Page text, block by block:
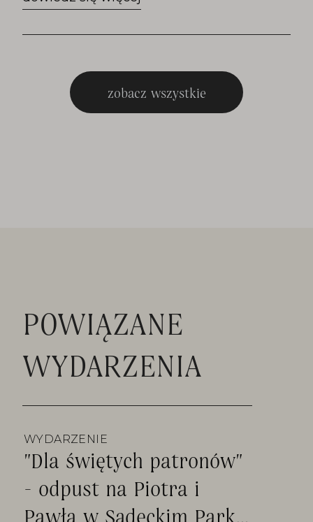
zobacz wszystkie
POWIĄZANE
WYDARZENIA
WYDARZENIE
"Dla świętych patronów"
- odpust na Piotra i
Pawła w Sądeckim Parku